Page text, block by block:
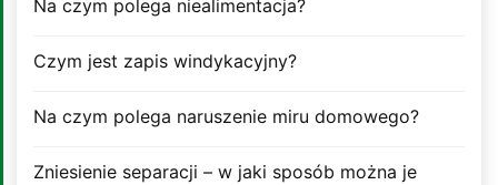
Na czym polega niealimentacja?
Czym jest zapis windykacyjny?
Na czym polega naruszenie miru domowego?
Zniesienie separacji – w jaki sposób można je